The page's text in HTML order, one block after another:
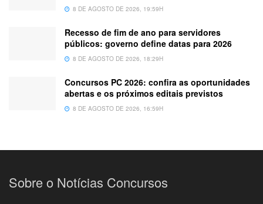
8 DE AGOSTO DE 2026, 19:59H
Recesso de fim de ano para servidores
públicos: governo define datas para 2026
8 DE AGOSTO DE 2026, 18:29H
Concursos PC 2026: confira as oportunidades
abertas e os próximos editais previstos
8 DE AGOSTO DE 2026, 16:59H
Sobre o Notícias Concursos